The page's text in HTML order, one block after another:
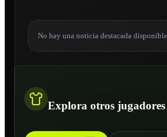
No hay una noticia destacada
Explora otros